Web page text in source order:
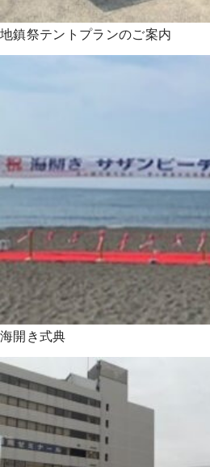
地鎮祭テントプランのご案内
海開き式典